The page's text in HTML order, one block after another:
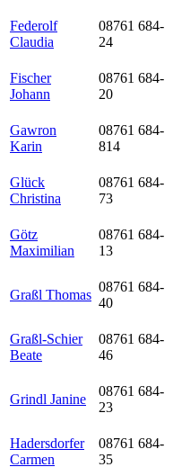
Federolf
Claudia
08761 684-
24
Fischer
Johann
08761 684-
20
Gawron
Karin
08761 684-
814
Glück
Christina
08761 684-
73
Götz
Maximilian
08761 684-
13
Graßl Thomas
08761 684-
40
Graßl-Schier
Beate
08761 684-
46
Grindl Janine
08761 684-
23
Hadersdorfer
Carmen
08761 684-
35